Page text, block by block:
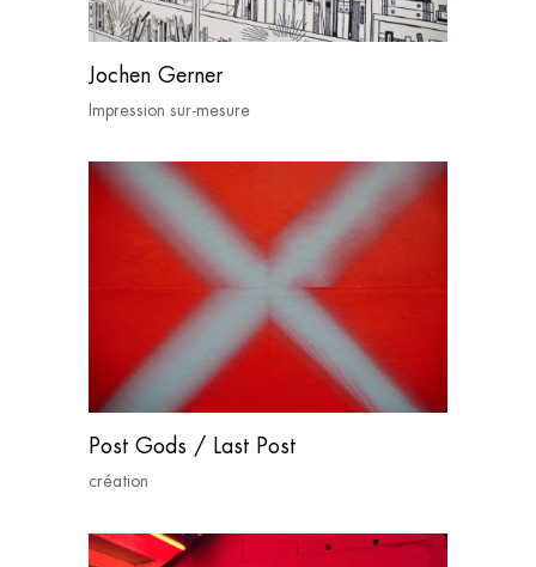
Jochen Gerner
Impression sur-mesure
Post Gods / Last Post
création